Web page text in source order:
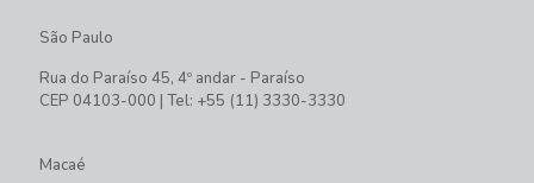
São Paulo
Rua do Paraíso 45, 4º andar - Paraíso
CEP 04103-000 | Tel: +55 (11) 3330-3330
Macaé